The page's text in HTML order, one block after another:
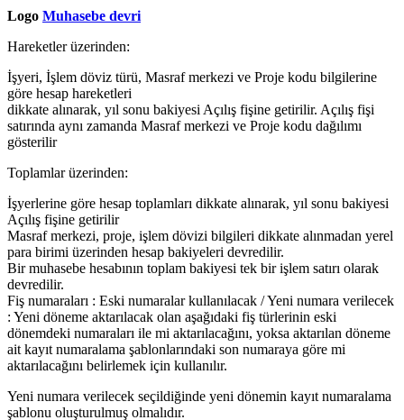
Logo Muhasebe devri
Hareketler üzerinden:
İşyeri, İşlem döviz türü, Masraf merkezi ve Proje kodu bilgilerine
göre hesap hareketleri
dikkate alınarak, yıl sonu bakiyesi Açılış fişine getirilir. Açılış fişi
satırında aynı zamanda Masraf merkezi ve Proje kodu dağılımı
gösterilir
Toplamlar üzerinden:
İşyerlerine göre hesap toplamları dikkate alınarak, yıl sonu bakiyesi
Açılış fişine getirilir
Masraf merkezi, proje, işlem dövizi bilgileri dikkate alınmadan yerel
para birimi üzerinden hesap bakiyeleri devredilir.
Bir muhasebe hesabının toplam bakiyesi tek bir işlem satırı olarak
devredilir.
Fiş numaraları : Eski numaralar kullanılacak / Yeni numara verilecek
: Yeni döneme aktarılacak olan aşağıdaki fiş türlerinin eski
dönemdeki numaraları ile mi aktarılacağını, yoksa aktarılan döneme
ait kayıt numaralama şablonlarındaki son numaraya göre mi
aktarılacağını belirlemek için kullanılır.
Yeni numara verilecek seçildiğinde yeni dönemin kayıt numaralama
şablonu oluşturulmuş olmalıdır.